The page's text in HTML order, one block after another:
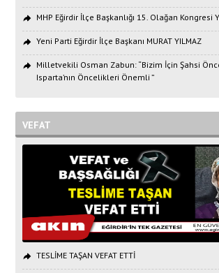
MHP Eğirdir İlçe Başkanlığı 15. Olağan Kongresi
Yeni Parti Eğirdir İlçe Başkanı MURAT YILMAZ
Milletvekili Osman Zabun: “Bizim İçin Şahsi
Isparta’nın Öncelikleri Önemli ”
VEFAT
TESLİME TAŞAN VEFAT ETTİ